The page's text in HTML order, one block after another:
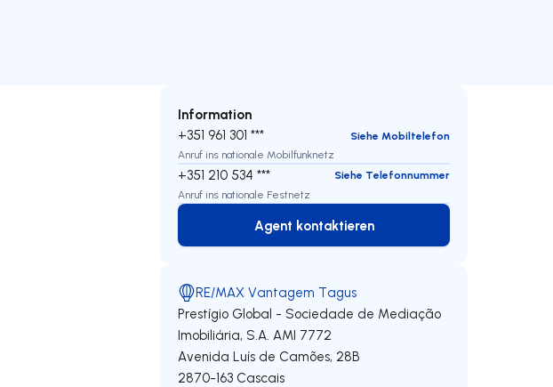
Information
+351 961 301 ***
Siehe Mobiltelefon
Anruf ins nationale Mobilfunknetz
+351 210 534 ***
Siehe Telefonnummer
Anruf ins nationale Festnetz
Agent kontaktieren
Agent kontaktieren
RE/MAX Vantagem Tagus
Prestígio Global - Sociedade de Mediação
Imobiliária, S.A. AMI 7772
Avenida Luís de Camões, 28B
2870-163 Cascais